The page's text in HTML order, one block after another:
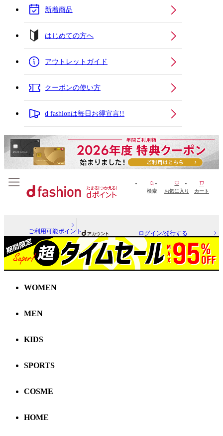
新着商品
はじめての方へ
アウトレットガイド
クーポンの使い方
d fashionは毎日お得宣言!!
検索 お気に入り カート
ご利用可能ポイント ログイン/発行する
WOMEN
MEN
KIDS
SPORTS
COSME
HOME